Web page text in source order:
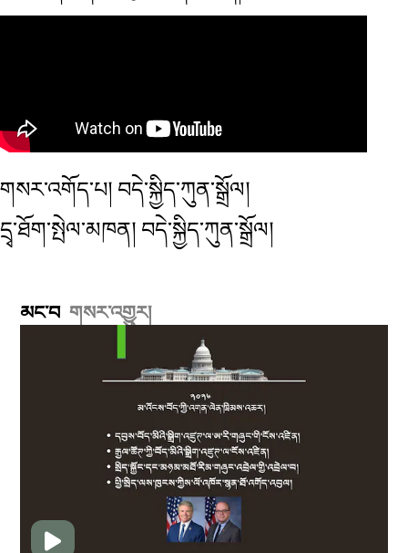
གསར་འགོད་པ། བདེ་སྐྱིད་ཀུན་སྒྲོལ།
དྲྭ་ཐོག་སྤེལ་མཁན། བདེ་སྐྱིད་ཀུན་སྒྲོལ།
མང་བ གསར་འགྱུར།